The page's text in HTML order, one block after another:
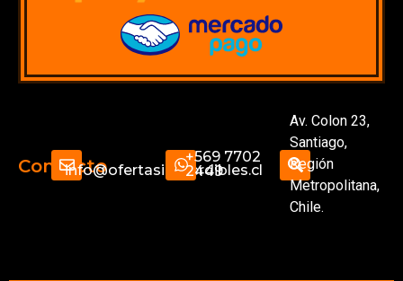
Contactoinfo@ofertasimperdibles.cl
+569 7702
2449
Av. Colon 23,
Santiago,
Región
Metropolitana,
Chile.